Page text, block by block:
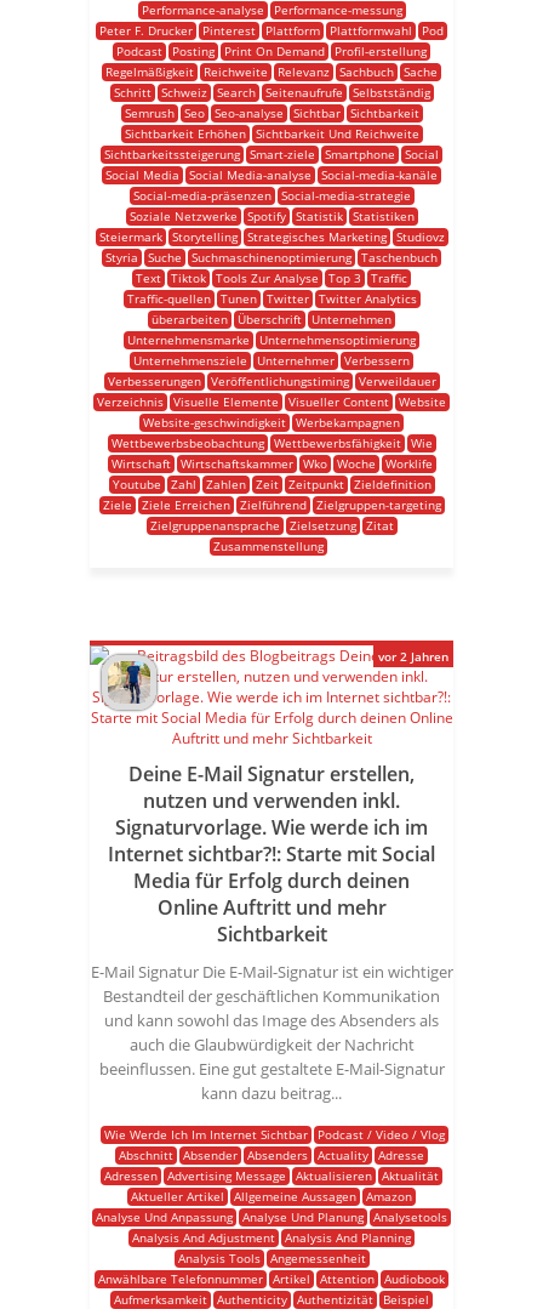
Performance-analyse
Performance-messung
Peter F. Drucker
Pinterest Plattform Plattformwahl
Pod
Podcast
Posting Print On Demand
Profil-erstellung
Regelmäßigkeit
Reichweite Relevanz Sachbuch Sache
Schritt
Schweiz Search Seitenaufrufe
Selbstständig
Semrush
Seo Seo-analyse Sichtbar
Sichtbarkeit
Sichtbarkeit Erhöhen
Sichtbarkeit Und Reichweite
Sichtbarkeitssteigerung Smart-ziele Smartphone
Social
Social Media
Social Media-analyse
Social-media-kanäle
Social-media-präsenzen
Social-media-strategie
Soziale Netzwerke
Spotify Statistik
Statistiken
Steiermark
Storytelling Strategisches Marketing
Studiovz
Styria
Suche Suchmaschinenoptimierung Taschenbuch
Text Tiktok Tools Zur Analyse Top 3
Traffic
Traffic-quellen
Tunen Twitter
Twitter Analytics
überarbeiten
Überschrift
Unternehmen
Unternehmensmarke
Unternehmensoptimierung
Unternehmensziele
Unternehmer Verbessern
Verbesserungen
Veröffentlichungstiming
Verweildauer
Verzeichnis Visuelle Elemente Visueller Content Website
Website-geschwindigkeit Werbekampagnen
Wettbewerbsbeobachtung
Wettbewerbsfähigkeit
Wie
Wirtschaft
Wirtschaftskammer Wko Woche
Worklife
Youtube
Zahl Zahlen Zeit Zeitpunkt
Zieldefinition
Ziele
Ziele Erreichen Zielführend
Zielgruppen-targeting
Zielgruppenansprache
Zielsetzung
Zitat
Zusammenstellung
Deine E-Mail Signatur erstellen,
nutzen und verwenden inkl.
Signaturvorlage. Wie werde ich im
Internet sichtbar?!: Starte mit Social
Media für Erfolg durch deinen
Online Auftritt und mehr
Sichtbarkeit
E-Mail Signatur Die E-Mail-Signatur ist ein wichtiger
Bestandteil der geschäftlichen Kommunikation
und kann sowohl das Image des Absenders als
auch die Glaubwürdigkeit der Nachricht
beeinflussen. Eine gut gestaltete E-Mail-Signatur
kann dazu beitrag...
Wie Werde Ich Im Internet Sichtbar
Podcast / Video / Vlog
Abschnitt Absender Absenders Actuality Adresse
Adressen Advertising Message Aktualisieren Aktualität
Aktueller Artikel
Allgemeine Aussagen Amazon
Analyse Und Anpassung Analyse Und Planung Analysetools
Analysis And Adjustment Analysis And Planning
Analysis Tools
Angemessenheit
Anwählbare Telefonnummer Artikel Attention Audiobook
Aufmerksamkeit Authenticity Authentizität
Beispiel
vor 2 Jahren